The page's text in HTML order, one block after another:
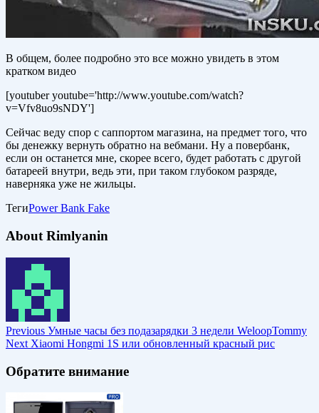
В общем, более подробно это все можно увидеть в этом
кратком видео
[youtuber youtube='http://www.youtube.com/watch?
v=Vfv8uo9sNDY']
Сейчас веду спор с саппортом магазина, на предмет того, что
бы денежку вернуть обратно на вебмани. Ну а повербанк,
если он останется мне, скорее всего, будет работать с другой
батареей внутри, ведь эти, при таком глубоком разряде,
наверняка уже не жильцы.
ТегиPower Bank Fake
About Rimlyanin
Previous Умные часы без подазарядки 3 недели WeloopTommy
Next Xiaomi Hongmi 1S или обновленный красный рис
Обратите внимание